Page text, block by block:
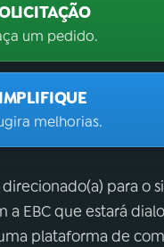
um pedido.
melhorias.
para o
a EBC que estará
uma plataforma de